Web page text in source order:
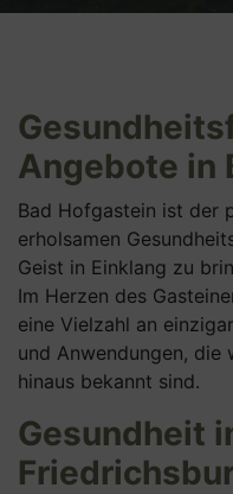
Angebote in
Bad Hofgastein ist der
erholsamen
Geist in Einklang zu
Im Herzen des
eine Vielzahl an
und Anwendungen, die
hinaus bekannt sind.
Gesundheit